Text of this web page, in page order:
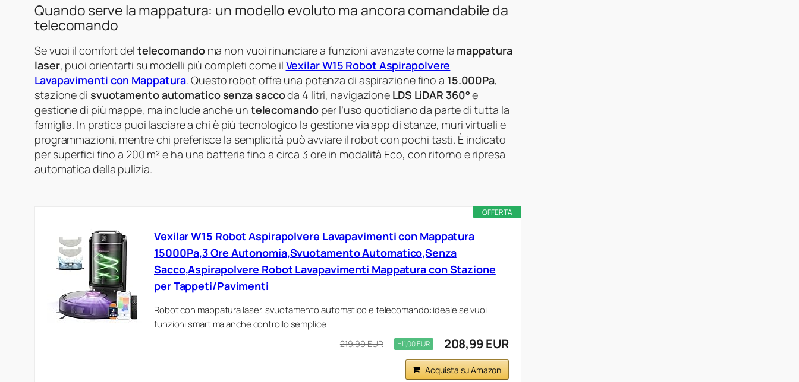
Quando serve la mappatura: un modello evoluto ma ancora comandabile da
telecomando
Se vuoi il comfort del telecomandoma non vuoi rinunciare a funzioni avanzate come la mappatura
laser, puoi orientarti su modelli più completi come il Vexilar W15 Robot Aspirapolvere
Lavapavimenti con Mappatura. Questo robot offre una potenza di aspirazione fino a 15.000Pa,
stazione di svuotamento automatico senza saccoda 4 litri, navigazione LDS LiDAR 360°e
gestione di più mappe, ma include anche un telecomandoper l’uso quotidiano da parte di tutta la
famiglia. In pratica puoi lasciare a chi è più tecnologico la gestione via app di stanze, muri virtuali e
programmazioni, mentre chi preferisce la semplicità può avviare il robot con pochi tasti. È indicato
per superfici fino a 200 m² e ha una batteria fino a circa 3 ore in modalità Eco, con ritorno e ripresa
automatica della pulizia.
OFFERTA
Vexilar W15 Robot Aspirapolvere Lavapavimenti con Mappatura
15000Pa,3 Ore Autonomia,Svuotamento Automatico,Senza
Sacco,Aspirapolvere Robot Lavapavimenti Mappatura con Stazione
per Tappeti/Pavimenti
Robot con mappatura laser, svuotamento automatico e telecomando: ideale se vuoi
funzioni smart ma anche controllo semplice
219,99 EUR −11,00 EUR 208,99 EUR
Acquista su Amazon